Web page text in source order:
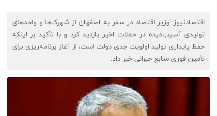
اقتصادنیوز: وزیر اقتصاد در سفر به اصفهان از شهرک‌ها و واحدهای
تولیدی آسیب‌دیده در حملات اخیر بازدید کرد و با تأکید بر اینکه
حفظ پایداری تولید اولویت جدی دولت است، از آغاز برنامه‌ریزی برای
تأمین فوری منابع جبرانی خبر داد.